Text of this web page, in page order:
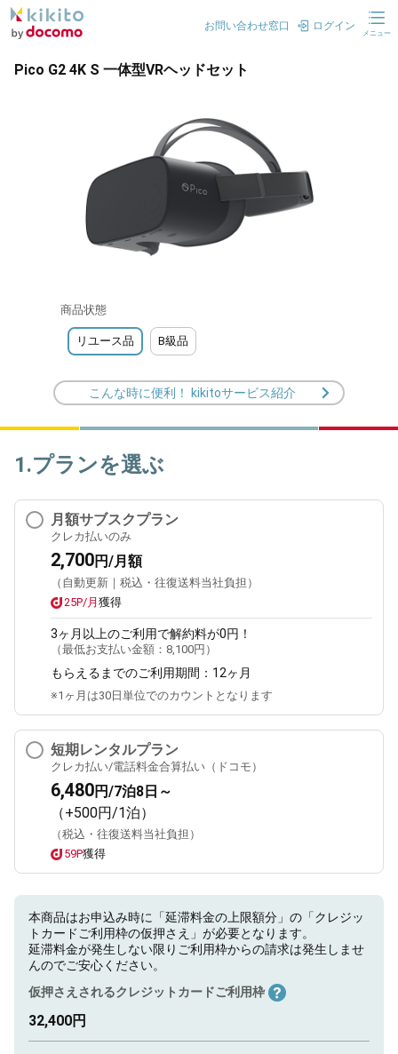
お問い合わせ窓口 ログイン
メニュー
Pico G2 4K S 一体型VRヘッドセット
商品状態
リユース品 B級品
こんな時に便利！ kikitoサービス紹介
1.プランを選ぶ
月額サブスクプラン
クレカ払いのみ
2,700円/月額
（自動更新｜税込・往復送料当社負担）
25P/月 獲得
3ヶ月 以上のご利用で解約料が0円！
（最低お支払い金額： 8,100円 ）
もらえるまでのご利用期間： 12ヶ月
※1ヶ月は30日単位でのカウントとなります
短期レンタルプラン
クレカ払い/電話料金合算払い（ドコモ）
6,480円/7泊8日～
（+500円/1泊）
（税込・往復送料当社負担）
59P獲得
本商品はお申込み時に「延滞料金の上限額分」の「クレジッ
トカードご利用枠の仮押さえ」が必要となります。
延滞料金が発生しない限りご利用枠からの請求は発生しませ
んのでご安心ください。
仮押さえされるクレジットカードご利用枠
32,400円